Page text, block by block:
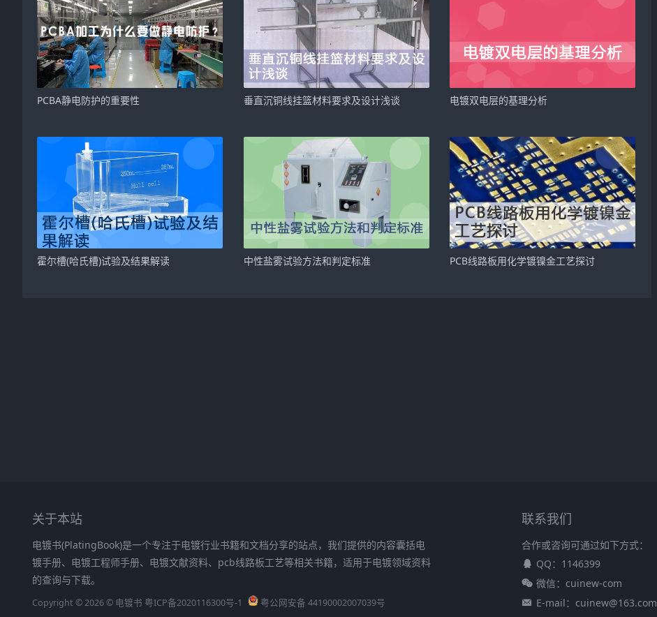
​PCBA静电防护的重要性 ​垂直沉铜线挂篮材料要求及设计浅谈 ​电镀双电层的基理分析
​霍尔槽(哈氏槽)试验及结果解读 ​中性盐雾试验方法和判定标准 ​PCB线路板用化学镀镍金工艺探讨
关于本站
电镀书(PlatingBook)是一个专注于电镀行业书籍和文档分享的站点，我们提供的内容囊括电
镀手册、电镀工程师手册、电镀文献资料、pcb线路板工艺等相关书籍，适用于电镀领域资料
的查询与下载。
Copyright © 2026 © 电镀书 粤ICP备2020116300号-1 粤公网安备 44190002007039号
联系我们
合作或咨询可通过如下方式：
QQ：1146399
微信：cuinew-com
E-mail：cuinew@163.com